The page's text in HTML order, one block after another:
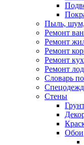
Пыль,
Ремонт
Ремонт
Ремонт
Ремонт
Ремонт
Словарь
Стены
Обои